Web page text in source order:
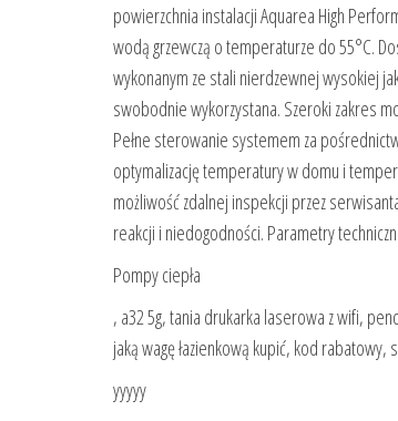
powierzchnia instalacji Aquarea High
wodą grzewczą o temperaturze do 55°C.
wykonanym ze stali nierdzewnej wysokiej
swobodnie wykorzystana. Szeroki zakres
Pełne sterowanie systemem za
optymalizację temperatury w domu i
możliwość zdalnej inspekcji przez
reakcji i niedogodności. Parametry
Pompy ciepła
, a32 5g, tania drukarka laserowa z wifi,
jaką wagę łazienkową kupić, kod rabatowy,
yyyyy